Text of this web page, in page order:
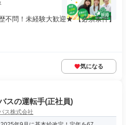
不問！未経験大歓迎★ 【必須条件】
気になる
スの運転手(正社員)
ス株式会社